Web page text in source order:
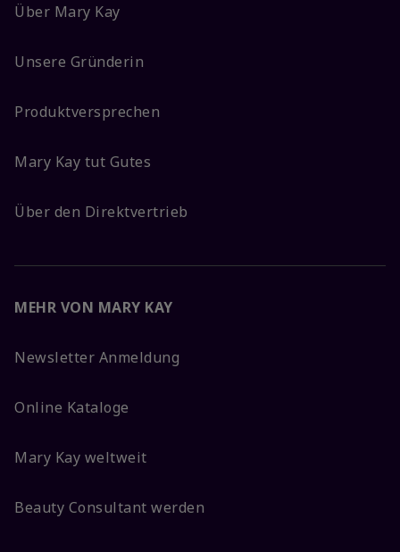
Über Mary Kay
Unsere Gründerin
Produktversprechen
Mary Kay tut Gutes
Über den Direktvertrieb
MEHR VON MARY KAY
Newsletter Anmeldung
Online Kataloge
Mary Kay weltweit
Beauty Consultant werden